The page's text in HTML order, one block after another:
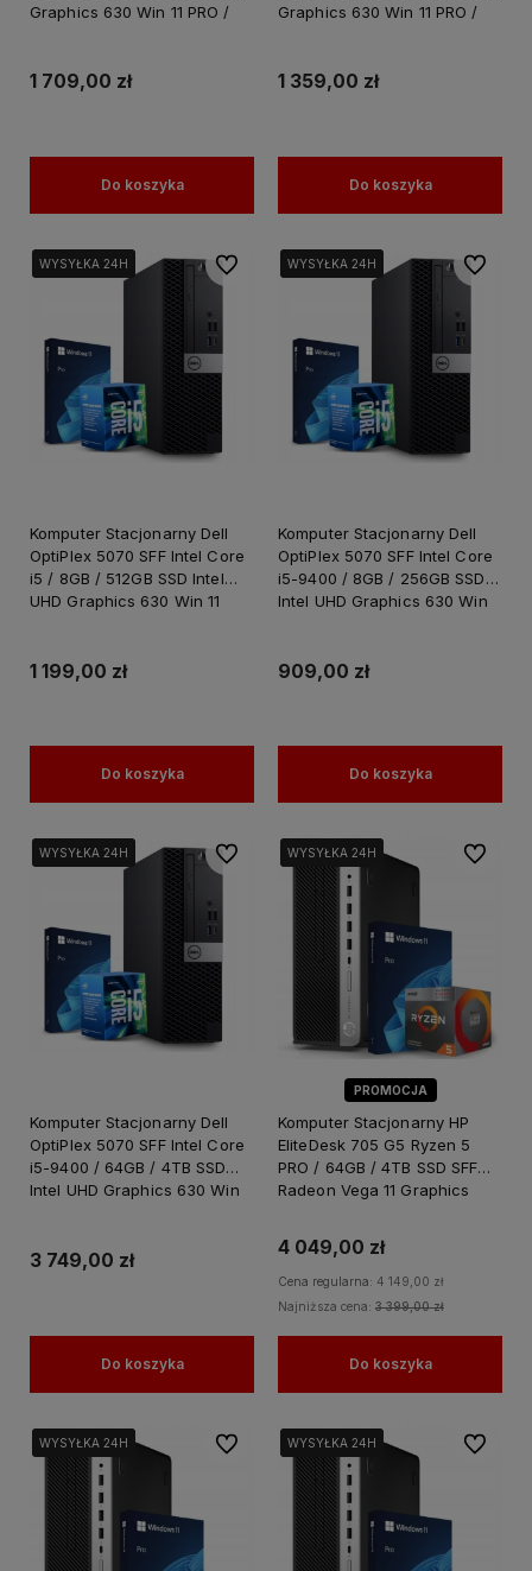
Graphics 630 Win 11 PRO /
1 709,00 zł
Do koszyka
Graphics 630 Win 11 PRO /
1 359,00 zł
Do koszyka
WYSYŁKA 24H
WYSYŁKA 24H
WYSYŁKA 24H
Komputer Stacjonarny Dell
OptiPlex 5070 SFF Intel Core
i5 / 8GB / 512GB SSD Intel
UHD Graphics 630 Win 11
1 199,00 zł
Do koszyka
Do ulubionychWYSYŁKA 24H
WYSYŁKA 24H
WYSYŁKA 24H
Komputer Stacjonarny Dell
OptiPlex 5070 SFF Intel Core
i5-9400 / 8GB / 256GB SSD
Intel UHD Graphics 630 Win
909,00 zł
Do koszyka
Do
WYSYŁKA 24H
WYSYŁKA 24H
WYSYŁKA 24H
Komputer Stacjonarny Dell
OptiPlex 5070 SFF Intel Core
i5-9400 / 64GB / 4TB SSD
Intel UHD Graphics 630 Win
3 749,00 zł
Do koszyka
Do ulubionych
PROMOCJA
WYSYŁKA 24H
WYSYŁKA 24H
WYSYŁKA 24H
Komputer Stacjonarny HP
EliteDesk 705 G5 Ryzen 5
PRO / 64GB / 4TB SSD SFF
Radeon Vega 11 Graphics
4 049,00 zł
Cena regularna: 4 149,00 zł
Najniższa cena: 3 399,00 zł
Do koszyka
Do
WYSYŁKA 24H
WYSYŁKA 24H
WYSYŁKA 24H Do ulubionychWYSYŁKA 24H
WYSYŁKA 24H
WYSYŁKA 24H Do